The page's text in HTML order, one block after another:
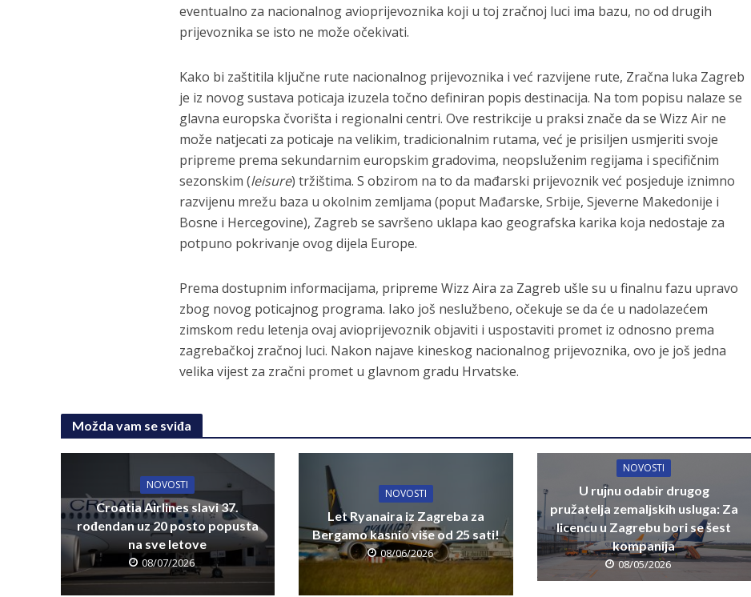
eventualno za nacionalnog avioprijevoznika koji u toj zračnoj luci ima bazu, no od drugih
prijevoznika se isto ne može očekivati.
Kako bi zaštitila ključne rute nacionalnog prijevoznika i već razvijene rute, Zračna luka Zagreb
je iz novog sustava poticaja izuzela točno definiran popis destinacija. Na tom popisu nalaze se
glavna europska čvorišta i regionalni centri. Ove restrikcije u praksi znače da se Wizz Air ne
može natjecati za poticaje na velikim, tradicionalnim rutama, već je prisiljen usmjeriti svoje
pripreme prema sekundarnim europskim gradovima, neopsluženim regijama i specifičnim
sezonskim (leisure) tržištima. S obzirom na to da mađarski prijevoznik već posjeduje iznimno
razvijenu mrežu baza u okolnim zemljama (poput Mađarske, Srbije, Sjeverne Makedonije i
Bosne i Hercegovine), Zagreb se savršeno uklapa kao geografska karika koja nedostaje za
potpuno pokrivanje ovog dijela Europe.
Prema dostupnim informacijama, pripreme Wizz Aira za Zagreb ušle su u finalnu fazu upravo
zbog novog poticajnog programa. Iako još neslužbeno, očekuje se da će u nadolazećem
zimskom redu letenja ovaj avioprijevoznik objaviti i uspostaviti promet iz odnosno prema
zagrebačkoj zračnoj luci. Nakon najave kineskog nacionalnog prijevoznika, ovo je još jedna
velika vijest za zračni promet u glavnom gradu Hrvatske.
Možda vam se sviđa
NOVOSTI
Croatia Airlines slavi 37.
rođendan uz 20 posto popusta
na sve letove
08/07/2026
NOVOSTI
Let Ryanaira iz Zagreba za
Bergamo kasnio više od 25 sati!
08/06/2026
NOVOSTI
U rujnu odabir drugog
pružatelja zemaljskih usluga: Za
licencu u Zagrebu bori se šest
kompanija
08/05/2026